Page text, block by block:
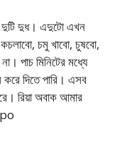
দুটি দুধ। এদুটো এখন
চমু খাবো, চুষবো,
পাচ মিনিটের মধ্যে
দিতে পারি। এসব
রিয়া অবাক আমার